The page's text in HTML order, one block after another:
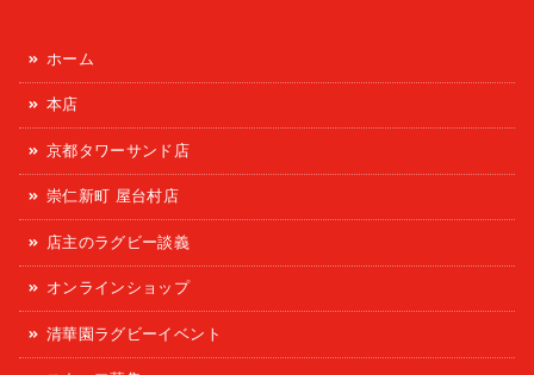
ホーム
本店
京都タワーサンド店
崇仁新町 屋台村店
店主のラグビー談義
オンラインショップ
清華園ラグビーイベント